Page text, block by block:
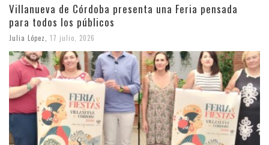
Villanueva de Córdoba presenta una Feria pensada
para todos los públicos
Julia López 17 julio, 2026